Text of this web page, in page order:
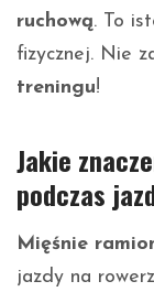
ruchową. To
fizycznej. Nie
treningu!
Jakie
podczas
Mięśnie
jazdy na